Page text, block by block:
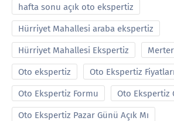
hafta sonu açık oto ekspertiz
Hürriyet Mahallesi araba ekspertiz
Hürriyet Mahallesi Ekspertiz
Oto ekspertiz Oto Ekspertiz Fiyatları
Oto Ekspertiz Formu Oto Ekspertiz
Oto Ekspertiz Pazar Günü Açık Mı